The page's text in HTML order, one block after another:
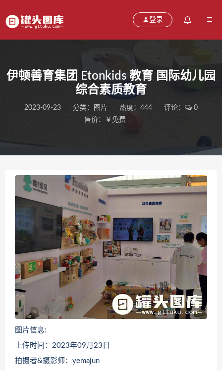
登录
伊顿善育集团 Etonkids 教育 国际幼儿园
综合素质教育
2023-09-23 分类： 图片 热度：444 评论：
0
售价：￥免费
图片信息:
上传时间：2023年09月23日
拍摄者&摄影师：yemajun